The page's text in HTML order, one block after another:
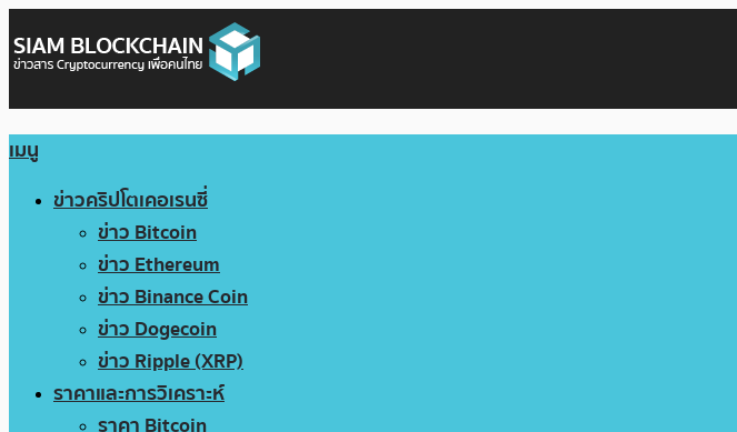
เมนู
ข่าวคริปโตเคอเรนซี่
ข่าว Bitcoin
ข่าว Ethereum
ข่าว Binance Coin
ข่าว Dogecoin
ข่าว Ripple (XRP)
ราคาและการวิเคราะห์